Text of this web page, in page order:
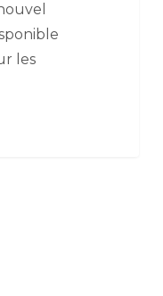
les